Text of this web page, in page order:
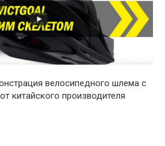
велосипедного шлема с
китайского производителя